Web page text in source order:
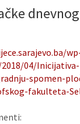
04/
spomen-
fakulteta-